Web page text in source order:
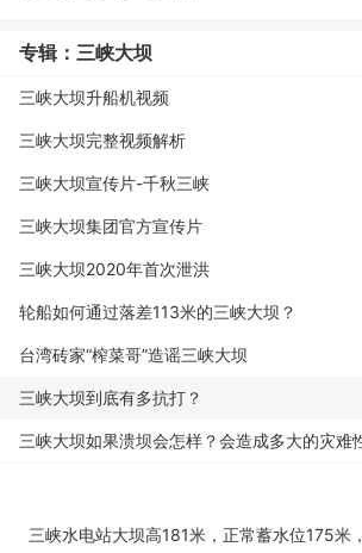
专辑：三峡大坝
三峡大坝升船机视频
三峡大坝完整视频解析
三峡大坝宣传片-千秋三峡
三峡大坝集团官方宣传片
三峡大坝2020年首次泄洪
轮船如何通过落差113米的三峡大坝？
台湾砖家“榨菜哥”造谣三峡大坝
三峡大坝到底有多抗打？
三峡大坝如果溃坝会怎样？会造成多大的灾难
耗资2000亿打造的三峡大坝是亏了还是赚了？
三峡水电站大坝高181米，正常蓄水位175米